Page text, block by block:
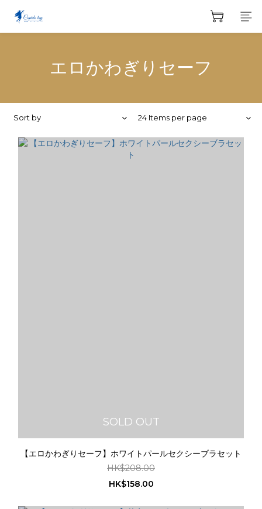
エロかわぎりセーフ
Sort by 24 Items per page
SOLD OUT
【エロかわぎりセーフ】ホワイトパールセクシーブラセット
HK$208.00
HK$158.00